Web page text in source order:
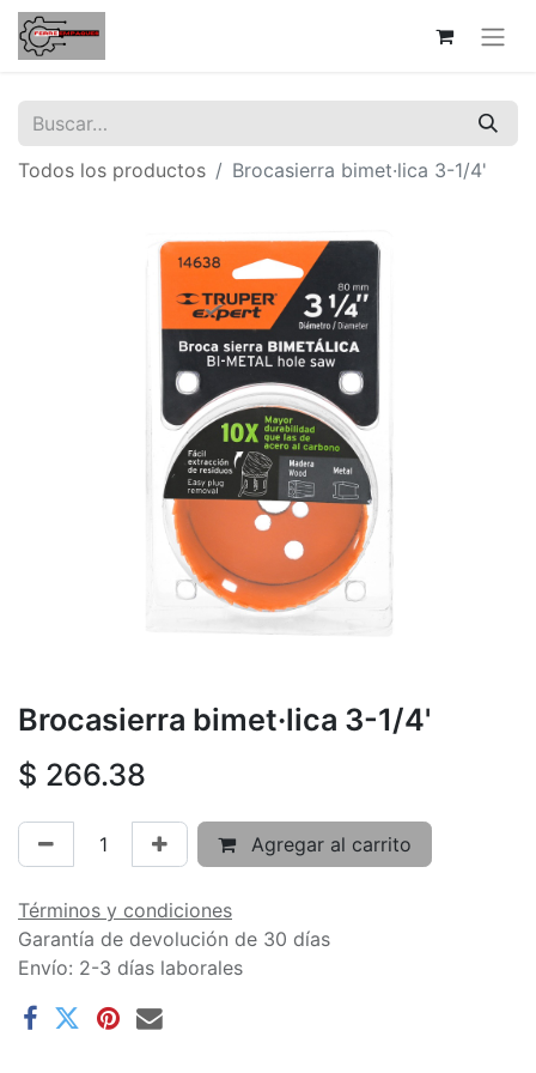
Todos los productos Brocasierra bimet·lica 3-1/4'
Brocasierra bimet·lica 3-1/4'
$ 266.38
Agregar al carrito
Términos y condiciones
Garantía de devolución de 30 días
Envío: 2-3 días laborales